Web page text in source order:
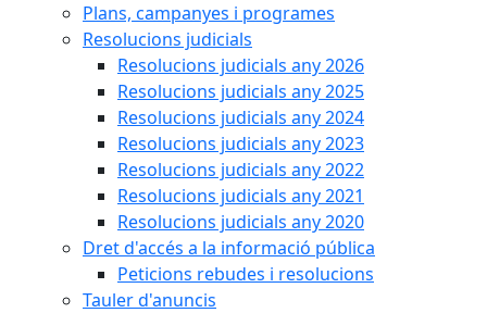
Plans, campanyes i programes
Resolucions judicials
Resolucions judicials any 2026
Resolucions judicials any 2025
Resolucions judicials any 2024
Resolucions judicials any 2023
Resolucions judicials any 2022
Resolucions judicials any 2021
Resolucions judicials any 2020
Dret d'accés a la informació pública
Peticions rebudes i resolucions
Tauler d'anuncis